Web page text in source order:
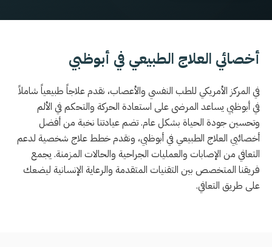
أخصائي العلاج الطبيعي في أبوظبي
في المركز الأمريكي للطب النفسي والأعصاب، نقدم علاجاً طبيعياً شاملاً
في أبوظبي يساعد المرضى على استعادة الحركة والتحكم في الألم
وتحسين جودة الحياة بشكل عام. تضم عيادتنا نخبة من أفضل
أخصائيي العلاج الطبيعي في أبوظبي، ونقدم خطط علاج شخصية لدعم
التعافي من الإصابات والعمليات الجراحية والحالات المزمنة. يجمع
فريقنا المتخصص بين التقنيات المتقدمة والرعاية الإنسانية ليضعك
على طريق التعافي.